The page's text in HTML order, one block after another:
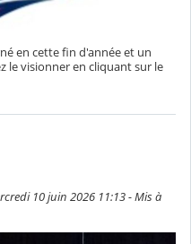
en cette fin d'année et un
le visionner en cliquant sur le
10 juin 2026 11:13 - Mis à